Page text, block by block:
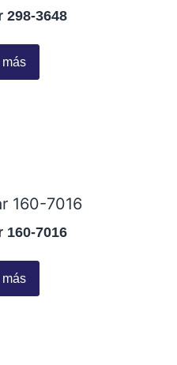
298-3648
más
160-7016
más